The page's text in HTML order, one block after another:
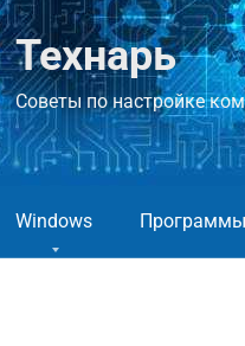
Технарь
Советы по настройке
Windows Программы